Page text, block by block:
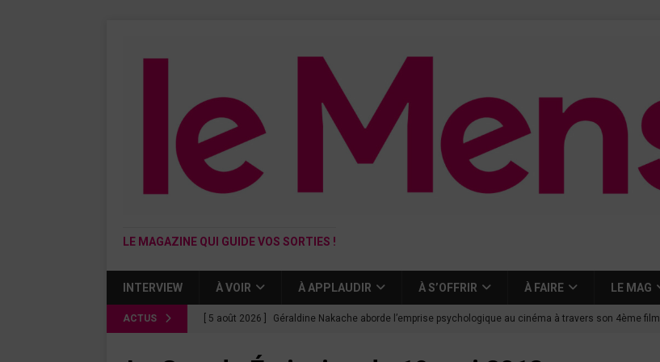
LE MAGAZINE QUI GUIDE VOS SORTIES !
INTERVIEW À VOIR À APPLAUDIR À S’OFFRIR À FAIRE LE MAG
ACTUS [ 5 août 2026 ] Géraldine Nakache aborde l’emprise psychologique au cinéma à travers son 4ème film